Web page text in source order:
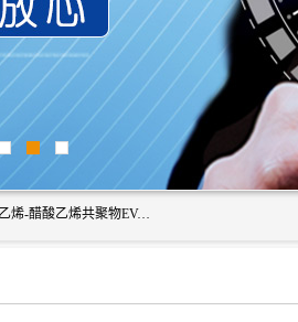
东莞市恒屹国际贸易有限公司（简称：恒屹国际）是一家石化原料综合营销服务商，主营产品乙烯-醋酸乙烯共聚物EVA、聚酰胺PA（尼龙）、醚酯型热塑弹性体TPEE等，公司秉承以市场为导向的战略思想，致力于大宗石化原料在中国市场的营销服务业务，为客户提供一站式的全面服务。